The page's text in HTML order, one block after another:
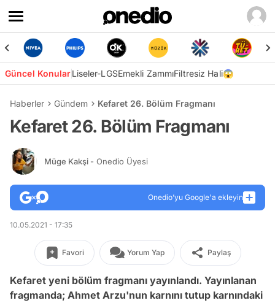
Güncel KonularLiseler-LGSEmekli ZammıFiltresiz Hali😱
Haberler Gündem Kefaret 26. Bölüm Fragmanı
Kefaret 26. Bölüm Fragmanı
Müge Kakşi - Onedio Üyesi
Onedio’yu Google'a ekleyin
10.05.2021 - 17:35
Favori Yorum Yap Paylaş
Kefaret yeni bölüm fragmanı yayınlandı. Yayınlanan
fragmanda; Ahmet Arzu'nun karnını tutup karnındaki